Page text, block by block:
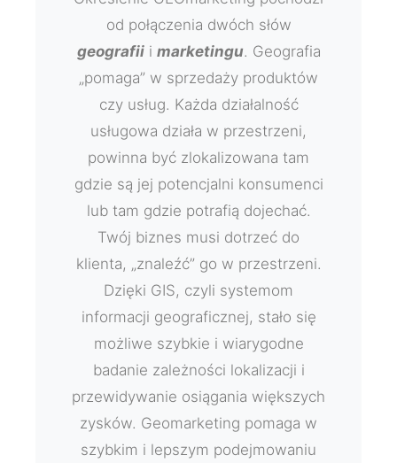
od połączenia dwóch słów
geografiii marketingu. Geografia
„pomaga” w sprzedaży produktów
czy usług. Każda działalność
usługowa działa w przestrzeni,
powinna być zlokalizowana tam
gdzie są jej potencjalni konsumenci
lub tam gdzie potrafią dojechać.
Twój biznes musi dotrzeć do
klienta, „znaleźć” go w przestrzeni.
Dzięki GIS, czyli systemom
informacji geograficznej, stało się
możliwe szybkie i wiarygodne
badanie zależności lokalizacji i
przewidywanie osiągania większych
zysków. Geomarketing pomaga w
szybkim i lepszym podejmowaniu